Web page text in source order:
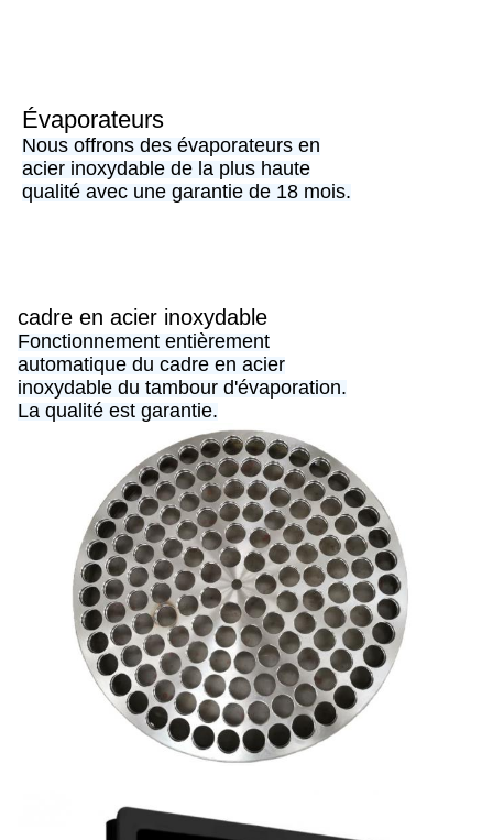
Évaporateurs
Nous offrons des évaporateurs en
acier inoxydable de la plus haute
qualité avec une garantie de 18 mois.
cadre en acier inoxydable
Fonctionnement entièrement
automatique du cadre en acier
inoxydable du tambour d'évaporation.
La qualité est garantie.